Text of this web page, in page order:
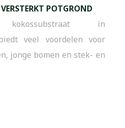
POTGROND
kokossubstraat in
veel voordelen voor
jonge bomen en stek- en